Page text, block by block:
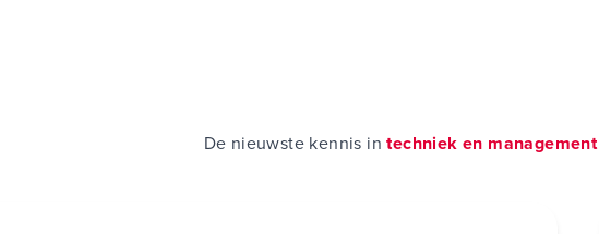
De nieuwste kennis intechniek en management